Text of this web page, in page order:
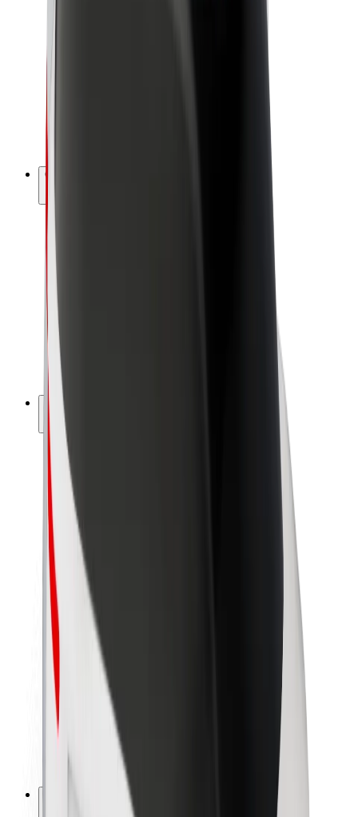
Gūsti ieņēmumus ar Bolt
Par uzņēmumu
Par Bolt
Bolt ilgtspējība
Project Zero
Blogs
Ziņu telpa
Zīmola vadlīnijas
Misija
Attiecības ar investoriem
Pilsētvides fonds